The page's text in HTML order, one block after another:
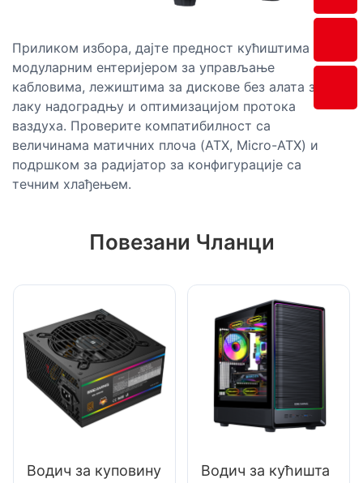
Приликом избора, дајте предност кућиштима са
модуларним ентеријером за управљање
кабловима, лежиштима за дискове без алата за
лаку надоградњу и оптимизацијом протока
ваздуха. Проверите компатибилност са
величинама матичних плоча (ATX, Micro-ATX) и
подршком за радијатор за конфигурације са
течним хлађењем.
Повезани Чланци
Водич за куповину
Водич за кућишта